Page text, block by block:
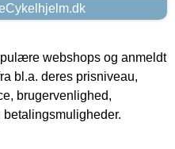
webshops og anmeldt
bl.a. deres prisniveau,
brugervenlighed,
betalingsmuligheder.